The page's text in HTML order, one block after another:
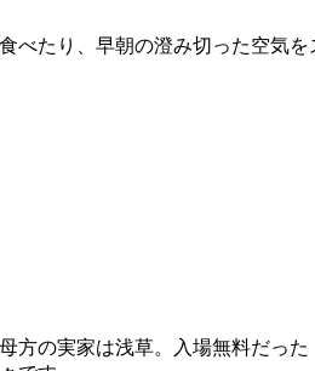
たり、早朝の澄み切った空気を
の実家は浅草。入場無料だっ